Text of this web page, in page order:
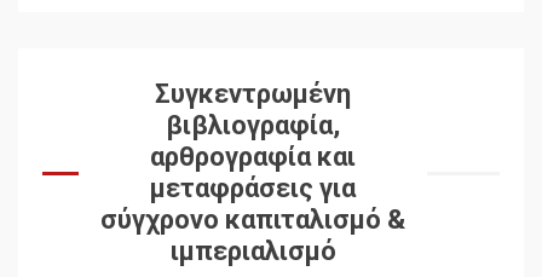
Συγκεντρωμένη
βιβλιογραφία,
αρθρογραφία και
μεταφράσεις για
σύγχρονο καπιταλισμό &
ιμπεριαλισμό